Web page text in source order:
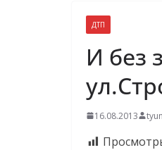
ДТП
И без
16.08.2013